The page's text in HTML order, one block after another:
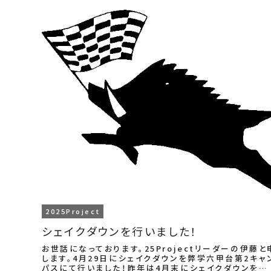
2025Project
シェイクダウンを行いました！
お世話になっております。25Projectリーダーの伊藤と
します。4月29日にシェイクダウンを弊学六甲台第2キャ
パスにて行いました！昨年は4月末にシェイクダウンを行